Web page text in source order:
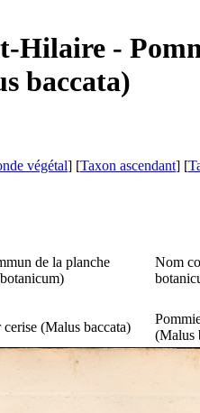
Hilaire -
baccata)
végétal] [Taxon ascendant] [
de la planche
)
Nom
cerise (Malus baccata)
(Malus